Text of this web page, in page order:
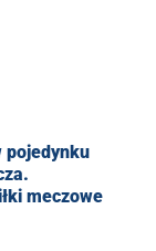
pojedynku
meczowe